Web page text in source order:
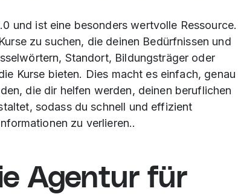
und ist eine besonders wertvolle Ressource.
zu suchen, die deinen Bedürfnissen und
Standort, Bildungsträger oder
Kurse bieten. Dies macht es einfach, genau
die dir helfen werden, deinen beruflichen
sodass du schnell und effizient
zu verlieren..
Agentur für